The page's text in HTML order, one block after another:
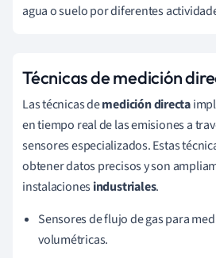
agua o suelo por diferentes
Técnicas de medición
Las técnicas demedición directa
en tiempo real de las emisiones a
sensores especializados. Estas
obtener datos precisos y son
instalacionesindustriales.
Sensores de flujo de gas para
volumétricas.